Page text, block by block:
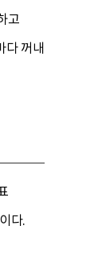
고
다 꺼내
다.